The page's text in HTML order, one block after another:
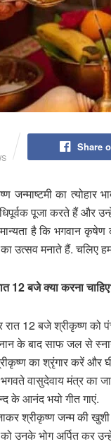
Share
जन्माष्टमी का
पूजा करते हैं और
मान्यता है कि भगवान
उत्सव मनाते हैं. चलिए
12 बजे क्या करना
रात 12 बजे श्रीकृष्ण को
के बाद साफ जल से
का श्रृंगार करें और
वासुदेवाय मंत्र का
के आनंद भयो गीत गाएं.
श्रीकृष्ण जन्म की खुशी
उनके भोग अर्पित कर